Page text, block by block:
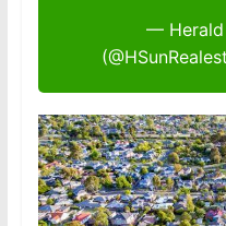
— Herald